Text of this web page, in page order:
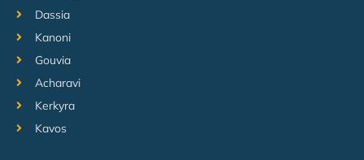
Dassia
Kanoni
Gouvia
Acharavi
Kerkyra
Kavos